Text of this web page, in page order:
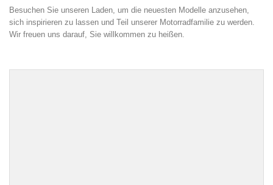
Besuchen Sie unseren Laden, um die neuesten Modelle anzusehen,
sich inspirieren zu lassen und Teil unserer Motorradfamilie zu werden.
Wir freuen uns darauf, Sie willkommen zu heißen.